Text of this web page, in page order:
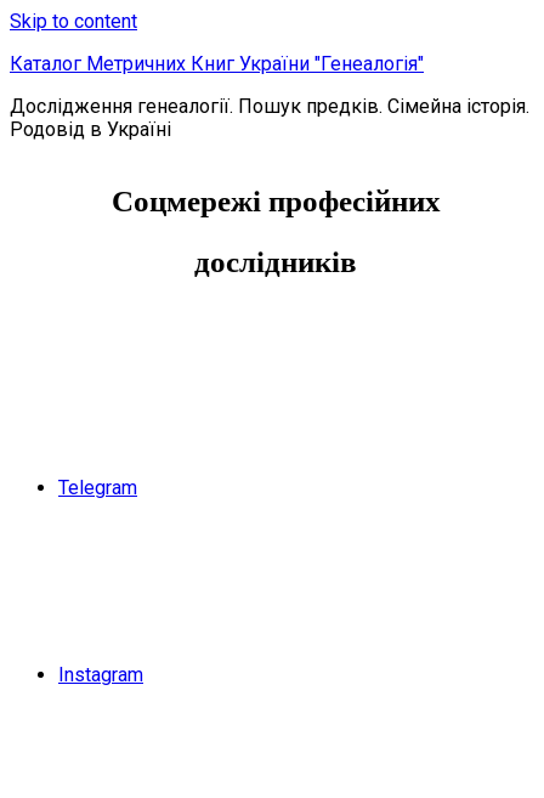
Skip to content
Каталог Метричних Книг України "Генеалогія"
Дослідження генеалогії. Пошук предків. Сімейна історія.
Родовід в Україні
Соцмережі професійних
дослідників
Telegram
Instagram